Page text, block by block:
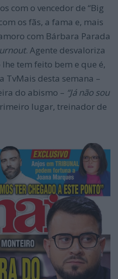
com o vencedor de “Big
os fãs, a fama e, mais
com Bárbara Parada
. Agente desvaloriza
tem feito bem e que é,
TvMais desta semana –
do abismo – “Já não sou
lugar, treinador de